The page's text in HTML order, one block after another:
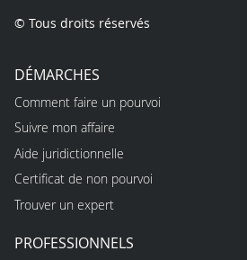
© Tous droits réservés
DÉMARCHES
Comment faire un pourvoi
Suivre mon affaire
Aide juridictionnelle
Certificat de non pourvoi
Trouver un expert
PROFESSIONNELS